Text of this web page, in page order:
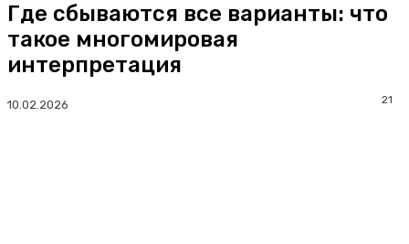
Где сбываются все варианты: что
такое многомировая
интерпретация
21